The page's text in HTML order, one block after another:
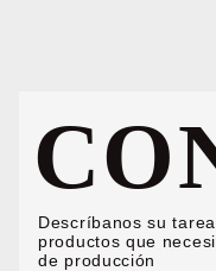
La longitud de la
pedido. Longitudes
discute
Descríbanos su
productos que
de producción